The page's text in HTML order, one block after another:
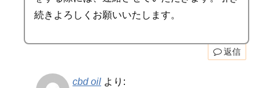
続きよろしくお願いいたします。
返信
cbd oil より: